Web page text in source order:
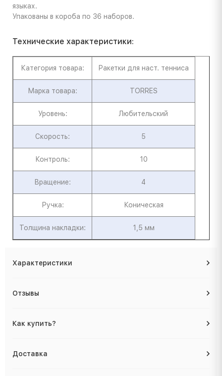
языках.
Упакованы в короба по 36 наборов.
Технические характеристики:
Категория товара: Ракетки для наст. тенниса
Марка товара: TORRES
Уровень: Любительский
Скорость: 5
Контроль: 10
Вращение: 4
Ручка: Коническая
Толщина накладки: 1,5 мм
Характеристики
Отзывы
Как купить?
Доставка